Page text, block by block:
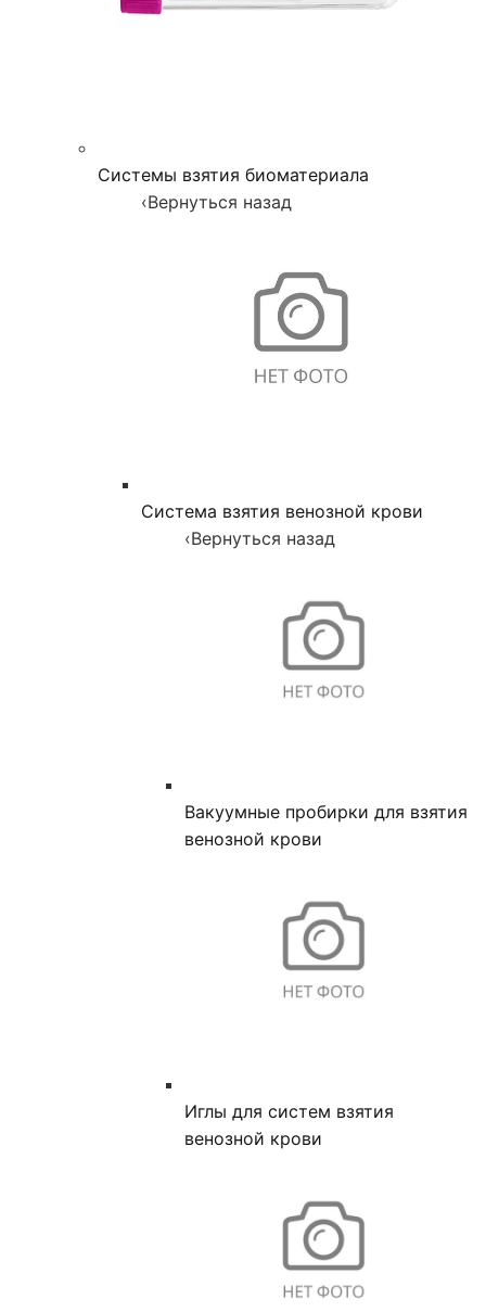
Системы взятия биоматериала
‹Вернуться назад
Система взятия венозной крови
‹Вернуться назад
Вакуумные пробирки для взятия
венозной крови
Иглы для систем взятия
венозной крови